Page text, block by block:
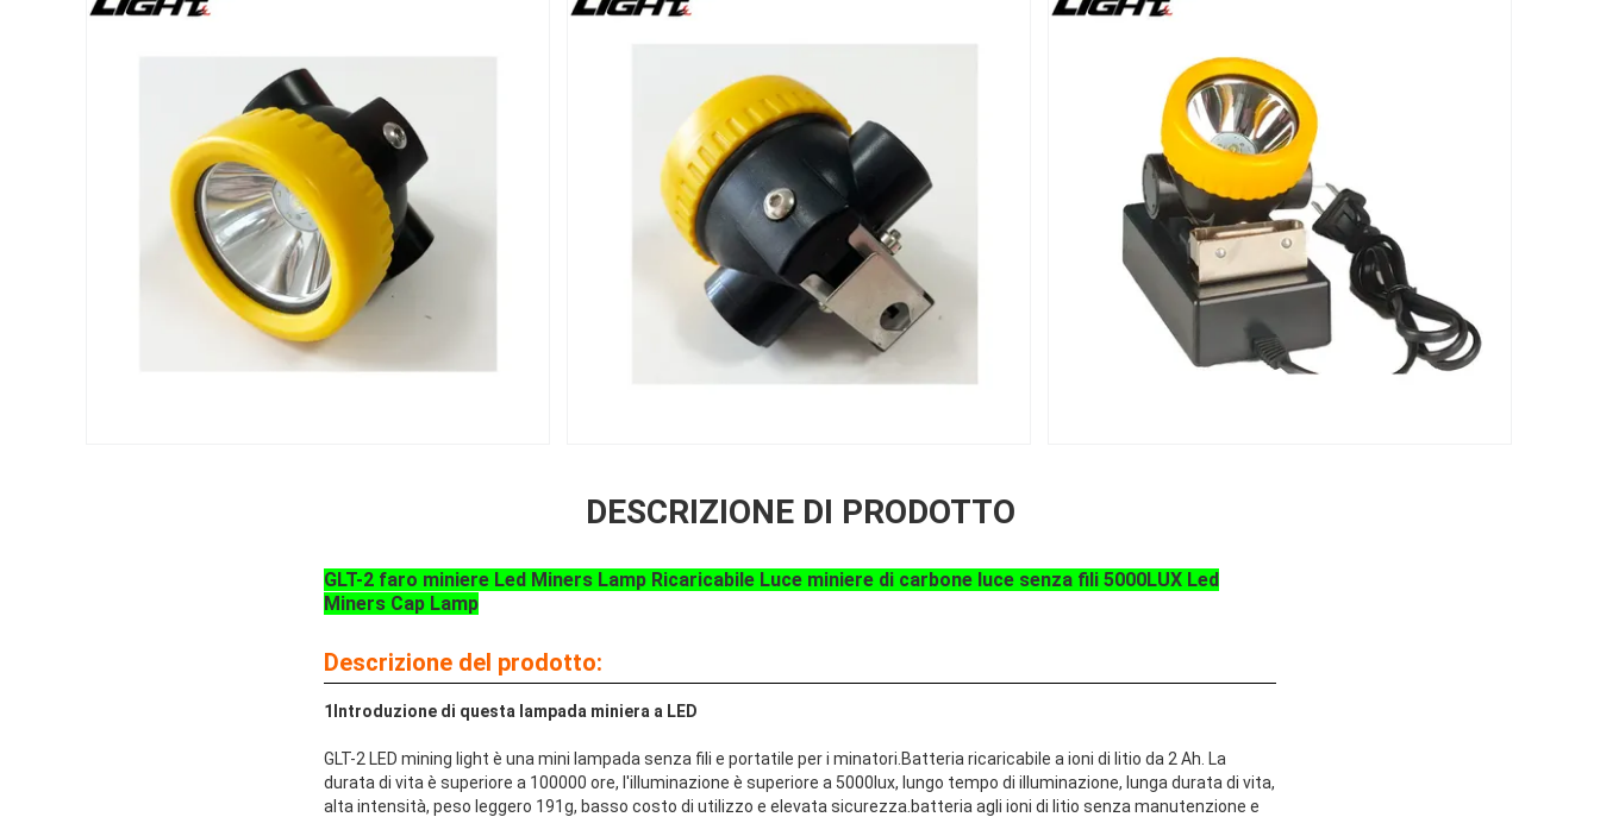
DESCRIZIONE DI PRODOTTO
GLT-2 faro miniere Led Miners Lamp Ricaricabile Luce miniere di carbone luce senza fili 5000LUX Led
Miners Cap Lamp
Descrizione del prodotto:
1Introduzione di questa lampada miniera a LED
GLT-2 LED mining light è una mini lampada senza fili e portatile per i minatori.Batteria ricaricabile a ioni di litio da 2 Ah. La
durata di vita è superiore a 100000 ore, l'illuminazione è superiore a 5000lux, lungo tempo di illuminazione, lunga durata di vita,
alta intensità, peso leggero 191g, basso costo di utilizzo e elevata sicurezza.batteria agli ioni di litio senza manutenzione e